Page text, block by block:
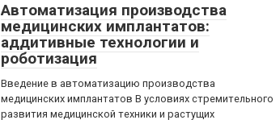
Автоматизация производства
медицинских имплантатов:
аддитивные технологии и
роботизация
Введение в автоматизацию производства
медицинских имплантатов В условиях стремительного
развития медицинской техники и растущих